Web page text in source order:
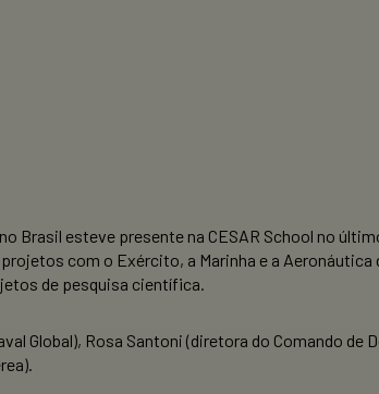
Brasil esteve presente na CESAR School no
com o Exército, a Marinha e a
de pesquisa científica.
Global), Rosa Santoni (diretora do Comando de